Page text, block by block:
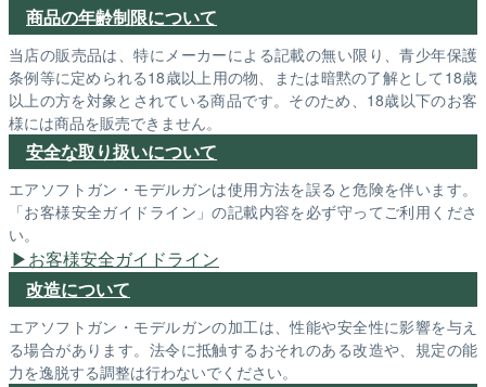
商品の年齢制限について
当店の販売品は、特にメーカーによる記載の無い限り、青少年保護
条例等に定められる18歳以上用の物、または暗黙の了解として18歳
以上の方を対象とされている商品です。そのため、18歳以下のお客
様には商品を販売できません。
安全な取り扱いについて
エアソフトガン・モデルガンは使用方法を誤ると危険を伴います。
「お客様安全ガイドライン」の記載内容を必ず守ってご利用くださ
い。
お客様安全ガイドライン
改造について
エアソフトガン・モデルガンの加工は、性能や安全性に影響を与え
る場合があります。法令に抵触するおそれのある改造や、規定の能
力を逸脱する調整は行わないでください。